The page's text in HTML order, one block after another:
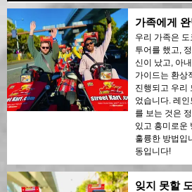
가족에게
우리 가족은
투어를 했고,
신이 났고, 아
가이드는 환상
진행되고 우리
었습니다. 레
를 보는 것은
있고 흥미로운
훌륭한 방법입
동입니다!
잊지 못할